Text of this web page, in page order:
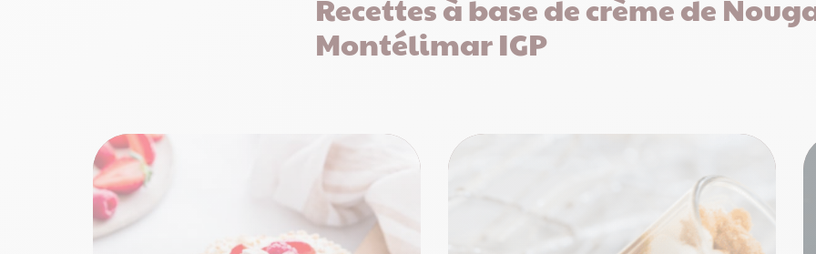
Recettes à base de crème de
Montélimar IGP